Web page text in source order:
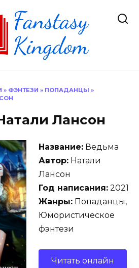
» ФЭНТЕЗИ » ПОПАДАНЦЫ »
Лансон
Название: Ведьма
Автор: Натали
Лансон
Год написания: 2021
Жанры: Попаданцы,
Юмористическое
фэнтези
Читать онлайн